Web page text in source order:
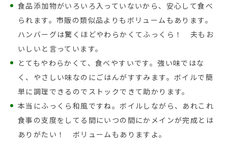
食品添加物がいろいろ入っていないから、安心して食べ
られます。市販の類似品よりもボリュームもあります。
ハンバーグは驚くほどやわらかくてふっくら！ 夫もお
いしいと言っています。
とてもやわらかくて、食べやすいです。強い味ではな
く、やさしい味なのにごはんがすすみます。ボイルで簡
単に調理できるのでストックできて助かります。
本当にふっくら和風ですね。ボイルしながら、あれこれ
食事の支度をしてる間にいつの間にかメインが完成とは
ありがたい！ ボリュームもありますよ。